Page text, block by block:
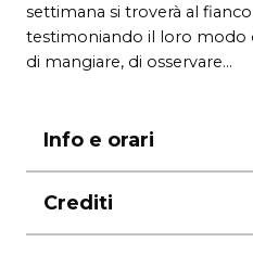
settimana si troverà al
testimoniando il loro modo
di mangiare, di osservare…
Info e orari
venerdì 18 marzo ore 19
sabato 19 marzo ore 21
domenica 20 marzo ore
Crediti